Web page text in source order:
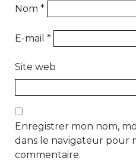
Nom *
E-mail *
Site web
Enregistrer mon nom,
dans le navigateur pour
commentaire.